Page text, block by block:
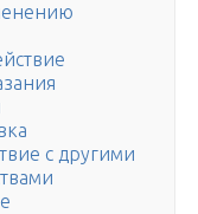
с другими